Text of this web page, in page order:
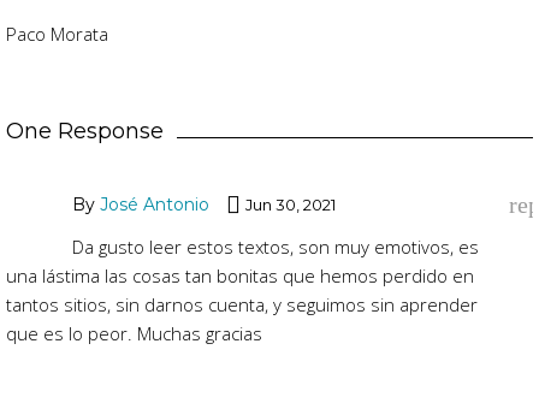
Paco Morata
One Response
By José Antonio Jun 30, 2021
Da gusto leer estos textos, son muy emotivos, es
una lástima las cosas tan bonitas que hemos perdido en
tantos sitios, sin darnos cuenta, y seguimos sin aprender
que es lo peor. Muchas gracias